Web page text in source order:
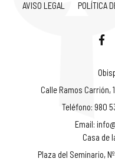
AVISO LEGAL POLÍTICA
Calle Ramos Carrión,
Teléfono: 980
Email:
Casa de
Plaza del Seminario,